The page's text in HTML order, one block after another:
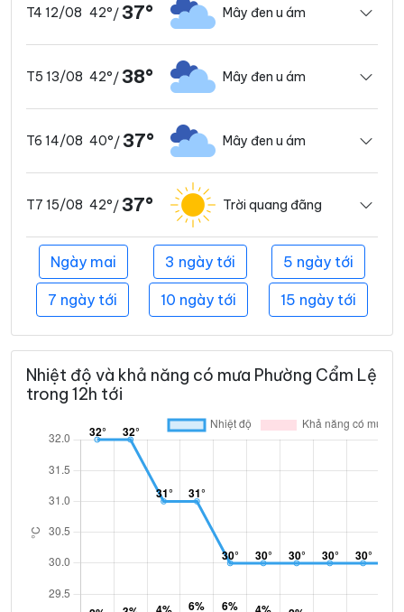
T4 12/08 42°/ 37° Mây đen u ám
T5 13/08 42°/ 38° Mây đen u ám
T6 14/08 40°/ 37° Mây đen u ám
T7 15/08 42°/ 37° Trời quang đãng
Ngày mai 3 ngày tới 5 ngày tới
7 ngày tới 10 ngày tới 15 ngày tới
Nhiệt độ và khả năng có mưa Phường Cẩm Lệ
trong 12h tới